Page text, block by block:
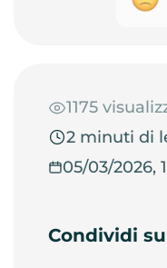
1175
2 minuti di
05/03/2026,
Condividi